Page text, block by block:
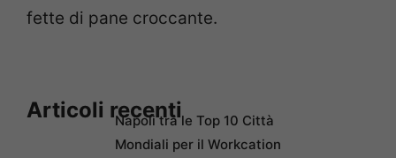
fette di pane croccante.
Articoli recentiNapoli tra le Top 10 Città
Mondiali per il Workcation